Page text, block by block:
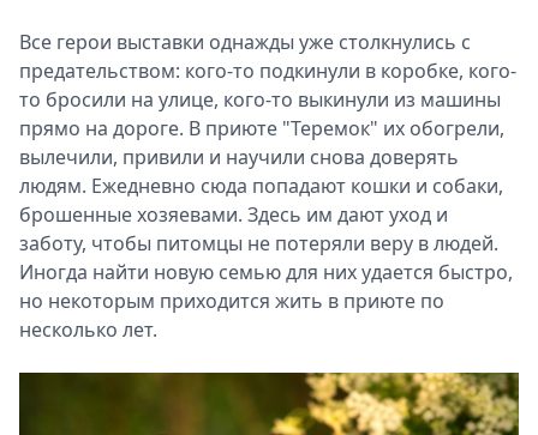
Все герои выставки однажды уже столкнулись с
предательством: кого-то подкинули в коробке, кого-
то бросили на улице, кого-то выкинули из машины
прямо на дороге. В приюте "Теремок" их обогрели,
вылечили, привили и научили снова доверять
людям. Ежедневно сюда попадают кошки и собаки,
брошенные хозяевами. Здесь им дают уход и
заботу, чтобы питомцы не потеряли веру в людей.
Иногда найти новую семью для них удается быстро,
но некоторым приходится жить в приюте по
несколько лет.